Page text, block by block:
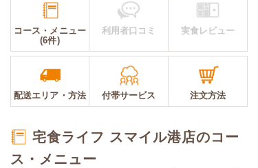
コース・メニュー
(6件)
利用者口コミ 実食レビュー
配送エリア・ 方法 付帯サービス 注文方法
宅食ライフ スマイル港店のコー
ス・メニュー